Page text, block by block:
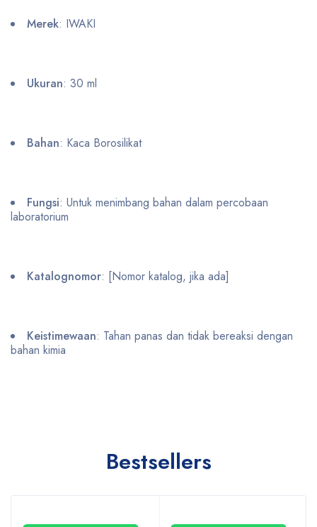
Merek: IWAKI
Ukuran: 30 ml
Bahan: Kaca Borosilikat
Fungsi: Untuk menimbang bahan dalam percobaan
laboratorium
Katalognomor: [Nomor katalog, jika ada]
Keistimewaan: Tahan panas dan tidak bereaksi dengan
bahan kimia
Bestsellers